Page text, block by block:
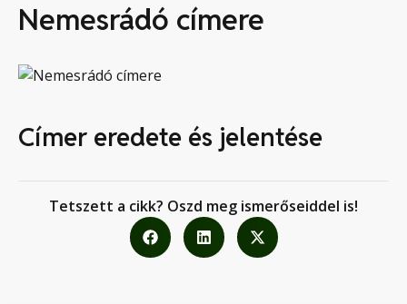
Nemesrádó címere
Címer eredete és jelentése
Tetszett a cikk? Oszd meg ismerőseiddel is!